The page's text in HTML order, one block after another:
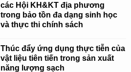
các Hội KH&KT địa phương
trong bảo tồn đa dạng sinh học
và thực thi chính sách
Thúc đẩy ứng dụng thực tiễn của
vật liệu tiên tiến trong sản xuất
năng lượng sạch